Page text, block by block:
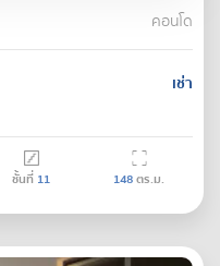
คอนโด
เช่า
ชั้นที่ 11 148ตร.ม.